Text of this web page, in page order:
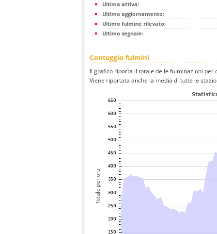
Ultima attiva:
Ultimo aggiornamento:
Ultimo fulmine rilevato:
Ultimo segnale:
Conteggio fulmini
Il grafico riporta il totale delle fulminazioni per
Viene riportata anche la media di tutte le